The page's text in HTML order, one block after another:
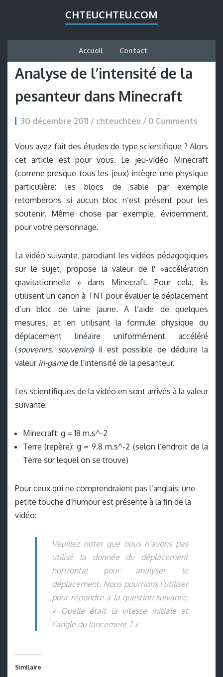
CHTEUCHTEU.COM
Accueil Contact
Analyse de l’intensité de la
pesanteur dans Minecraft
30 décembre 2011 / chteuchteu / 0 Comments
Vous avez fait des études de type scientifique ? Alors
cet article est pour vous. Le jeu-vidéo Minecraft
(comme presque tous les jeux) intègre une physique
particulière: les blocs de sable par exemple
retomberons si aucun bloc n’est présent pour les
soutenir. Même chose par exemple, évidemment,
pour votre personnage.
La vidéo suivante, parodiant les vidéos pédagogiques
sur le sujet, propose la valeur de l' »accélération
gravitationnelle » dans Minecraft. Pour cela, ils
utilisent un canon à TNT pour évaluer le déplacement
d’un bloc de laine jaune. A l’aide de quelques
mesures, et en utilisant la formule physique du
déplacement linéaire uniformément accéléré
(souvenirs, souvenirs) il est possible de déduire la
valeur in-gamede l’intensité de la pesanteur.
Les scientifiques de la vidéo en sont arrivés à la valeur
suivante:
Minecraft: g = 18 m.s^-2
Terre (repère): g = 9.8 m.s^-2 (selon l’endroit de la
Terre sur lequel on se trouve)
Pour ceux qui ne comprendraient pas l’anglais: une
petite touche d’humour est présente à la fin de la
vidéo:
Veuillez noter que nous n’avons pas
utilisé la donnée du déplacement
horizontal pour analyser le
déplacement. Nous pourrions l’utiliser
pour répondre à la question suivante:
« Quelle était la vitesse initiale et
l’angle du lancement ? »
Similaire